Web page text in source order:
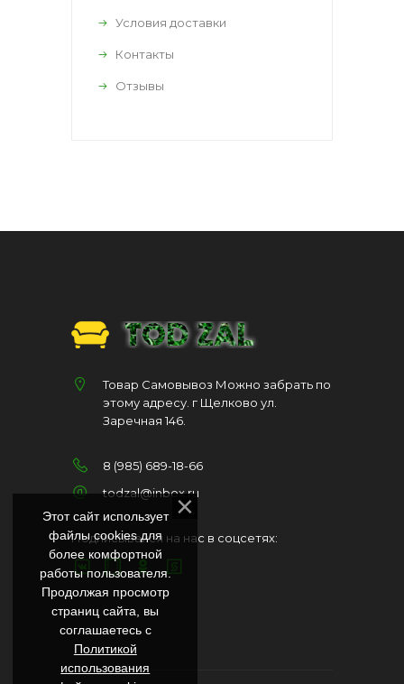
Условия доставки
Контакты
Отзывы
Товар Самовывоз Можно забрать по
этому адресу. г Щелково ул.
Заречная 146.
8 (985) 689-18-66
todzal@inbox.ru
Подписывайся на нас в соцсетях:
Этот сайт использует
файлы cookies для
более комфортной
работы пользователя.
Продолжая просмотр
страниц сайта, вы
соглашаетесь с
Политикой
использования